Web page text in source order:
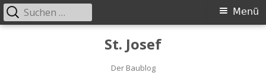
St. Josef
Der Baublog
Primäres
Menü
Suche
nach: